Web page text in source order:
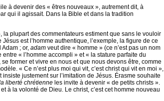
à devenir des « êtres nouveaux », autrement dit, à
qui il agissait. Dans la Bible et dans la tradition
la plupart des commentateurs estiment que sans le vouloir
est l’homme authentique, l’exemple, la figure de ce
; or, adam veut dire « homme » (ce n’est pas un nom
« l’homme accompli » et « la stature parfaite du
former et vivre en nous et que nous devons être, comme
« Ce n’est plus moi qui vit, c’est christ qui vit en moi »,
justement sur l’imitation de Jésus. Érasme souhaite
liberté chrétienne les invite à devenir « de petits christs ».
à la volonté de Dieu. Le christ, c’est cet homme nouveau